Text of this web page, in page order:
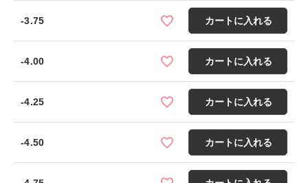
-3.75 カートに入れる
-4.00 カートに入れる
-4.25 カートに入れる
-4.50 カートに入れる